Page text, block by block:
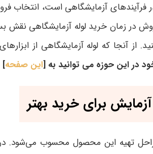
فرآیندهای آزمایشگاهی است،
زمان خرید لوله آزمایشگاهی نقش
از آنجا که لوله آزمایشگاهی از
در این حوزه می توانید به [این صفحه]
برای خرید بهتر
تهیه این محصول محسوب می‌شود. در